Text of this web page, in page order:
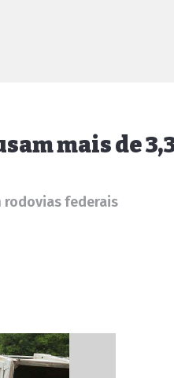
mais de
rodovias federais